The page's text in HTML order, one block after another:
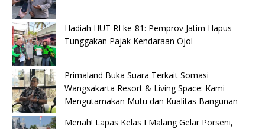
Hadiah HUT RI ke-81: Pemprov Jatim Hapus
Tunggakan Pajak Kendaraan Ojol
Primaland Buka Suara Terkait Somasi
Wangsakarta Resort & Living Space: Kami
Mengutamakan Mutu dan Kualitas Bangunan
Meriah! Lapas Kelas I Malang Gelar Porseni,